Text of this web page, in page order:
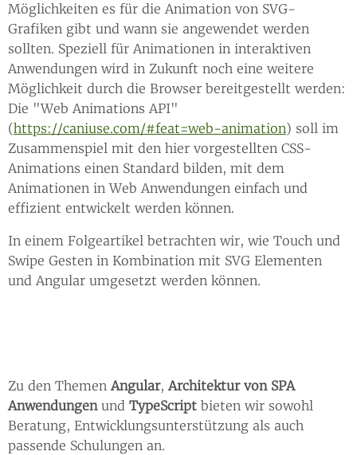
Möglichkeiten es für die Animation von SVG-
Grafiken gibt und wann sie angewendet werden
sollten. Speziell für Animationen in interaktiven
Anwendungen wird in Zukunft noch eine weitere
Möglichkeit durch die Browser bereitgestellt werden:
Die "Web Animations API"
(https://caniuse.com/#feat=web-animation) soll im
Zusammenspiel mit den hier vorgestellten CSS-
Animations einen Standard bilden, mit dem
Animationen in Web Anwendungen einfach und
effizient entwickelt werden können.
In einem Folgeartikel betrachten wir, wie Touch und
Swipe Gesten in Kombination mit SVG Elementen
und Angular umgesetzt werden können.
Zu den ThemenAngular,Architektur von SPA
Anwendungenund TypeScript bieten wir sowohl
Beratung, Entwicklungsunterstützung als auch
passende Schulungen an.